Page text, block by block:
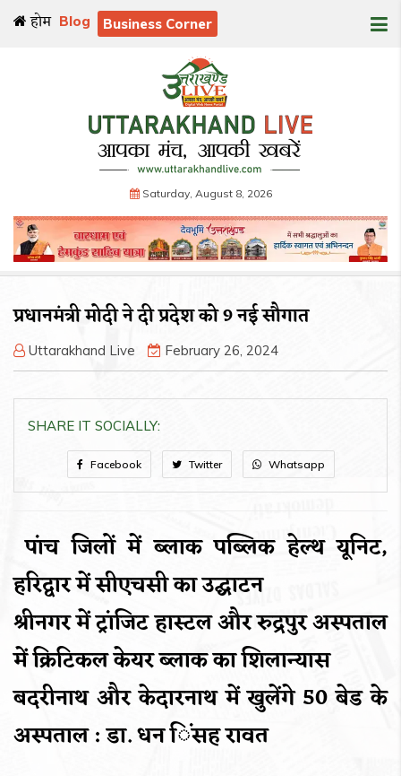
होम Blog Business Corner
Saturday, August 8, 2026
प्रधानमंत्री मोदी ने दी प्रदेश को 9 नई सौगात
Uttarakhand Live February 26, 2024
SHARE IT SOCIALLY:
Facebook Twitter Whatsapp
पांच जिलों में ब्लाक पब्लिक हेल्थ यूनिट,
हरिद्वार में सीएचसी का उद्घाटन
श्रीनगर में ट्रांजिट हास्टल और रुद्रपुर अस्पताल
में क्रिटिकल केयर ब्लाक का शिलान्यास
बदरीनाथ और केदारनाथ में खुलेंगे 50 बेड के
अस्पताल : डा. धन िंसह रावत